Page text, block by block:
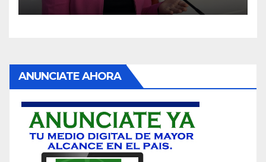
ANUNCIATE AHORA